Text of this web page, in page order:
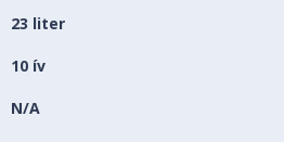
23 liter
10 ív
N/A